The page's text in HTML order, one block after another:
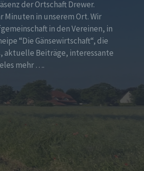
der Ortschaft Drewer.
Minuten in unserem Ort. Wir
in den Vereinen, in
“Die Gänsewirtschaft“, die
aktuelle Beiträge, interessante
mehr ….